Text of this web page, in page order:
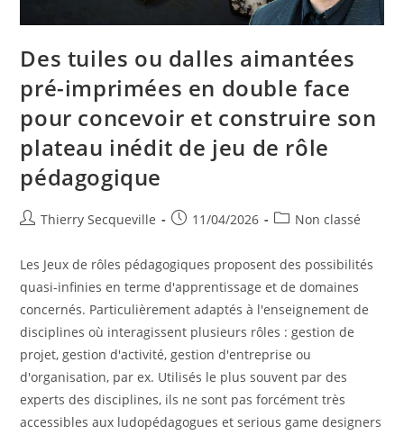
Des tuiles ou dalles aimantées
pré-imprimées en double face
pour concevoir et construire son
plateau inédit de jeu de rôle
pédagogique
Auteur/autrice
la
publication :
Thierry Secqueville
Publication
11/04/2026
PostNon classé
Les Jeux de rôles pédagogiques proposent des possibilités
quasi-infinies en terme d'apprentissage et de domaines
concernés. Particulièrement adaptés à l'enseignement de
disciplines où interagissent plusieurs rôles : gestion de
projet, gestion d'activité, gestion d'entreprise ou
d'organisation, par ex. Utilisés le plus souvent par des
experts des disciplines, ils ne sont pas forcément très
accessibles aux ludopédagogues et serious game designers